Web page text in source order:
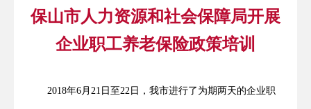
保山市人力资源和社会保障局开展
企业职工养老保险政策培训
2018年6月21日至22日，我市进行了为期两天的企业职